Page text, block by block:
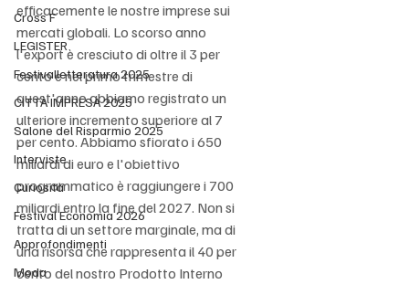
Cross F
LEGISTER
Festivalletteratura 2025
CITTÀ IMPRESA 2025
Salone del Risparmio 2025
Interviste
Curiosità
Festival Economia 2026
Approfondimenti
Moda
efficacemente le nostre imprese sui
mercati globali. Lo scorso anno
l'export è cresciuto di oltre il 3 per
cento e nel primo trimestre di
quest'anno abbiamo registrato un
ulteriore incremento superiore al 7
per cento. Abbiamo sfiorato i 650
miliardi di euro e l'obiettivo
programmatico è raggiungere i 700
miliardi entro la fine del 2027. Non si
tratta di un settore marginale, ma di
una risorsa che rappresenta il 40 per
cento del nostro Prodotto Interno